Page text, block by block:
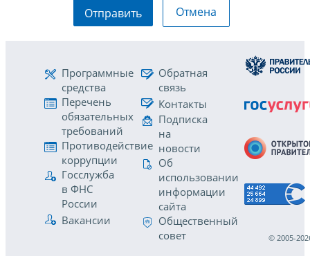
Отправить Отмена
Программные
средства
Перечень
обязательных
требований
Противодействие
коррупции
Госслужба
в ФНС
России
Вакансии
Обратная
связь
Контакты
Подписка
на
новости
Об
использовании
информации
сайта
Общественный
совет
© 2005-